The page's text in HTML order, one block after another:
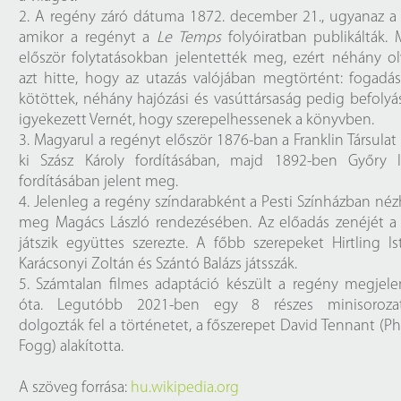
2. A regény záró dátuma 1872. december 21., ugyanaz a
amikor a regényt a Le Tempsfolyóiratban publikálták.
először folytatásokban jelentették meg, ezért néhány
azt hitte, hogy az utazás valójában megtörtént:
kötöttek, néhány hajózási és vasúttársaság pedig
igyekezett Vernét, hogy szerepelhessenek a könyvben.
3. Magyarul a regényt először 1876-ban a Franklin Társulat
ki Szász Károly fordításában, majd 1892-ben Győry
fordításában jelent meg.
4. Jelenleg a regény színdarabként a Pesti Színházban
meg Magács László rendezésében. Az előadás zenéjét a
játszik együttes szerezte. A főbb szerepeket Hirtling
Karácsonyi Zoltán és Szántó Balázs játsszák.
️5. Számtalan filmes adaptáció készült a regény
óta. Legutóbb 2021-ben egy 8 részes
dolgozták fel a történetet, a főszerepet David Tennant
Fogg) alakította.
A szöveg forrása: hu.wikipedia.org